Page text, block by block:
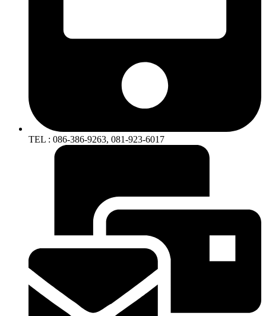
TEL : 086-386-9263, 081-923-6017